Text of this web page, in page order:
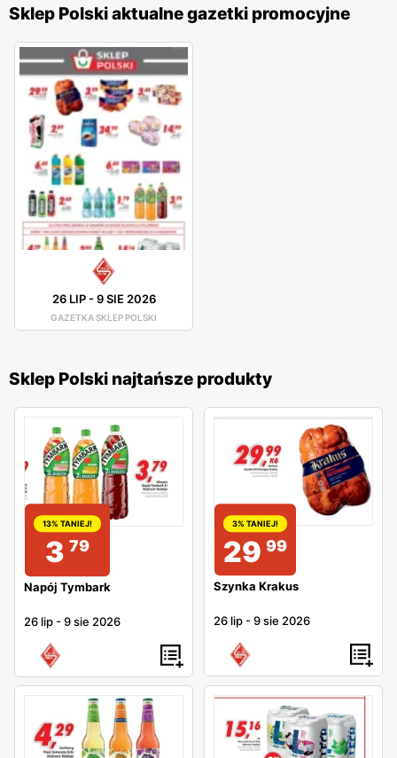
Sklep Polski aktualne gazetki promocyjne
26 LIP-9 SIE 2026
GAZETKA SKLEP POLSKI
Sklep Polski najtańsze produkty
13% TANIEJ!
3 79
Napój Tymbark
26 lip -9 sie 2026
3% TANIEJ!
29 99
Szynka Krakus
26 lip -9 sie 2026